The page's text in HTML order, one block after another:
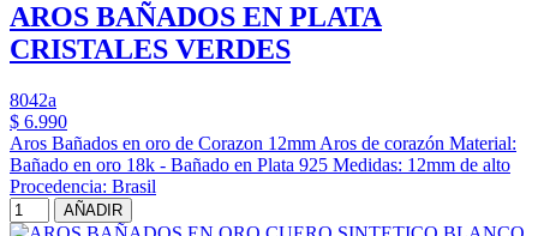
AROS BAÑADOS EN PLATA
CRISTALES VERDES
8042a
$ 6.990
Aros Bañados en oro de Corazon 12mm Aros de corazón Material:
Bañado en oro 18k - Bañado en Plata 925 Medidas: 12mm de alto
Procedencia: Brasil
AÑADIR